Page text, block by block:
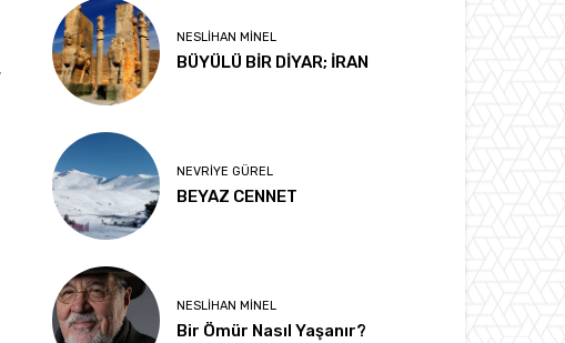
NESLIHAN MINEL
BÜYÜLÜ BİR DİYAR; İRAN
NEVRIYE GÜREL
BEYAZ CENNET
NESLIHAN MINEL
Bir Ömür Nasıl Yaşanır?